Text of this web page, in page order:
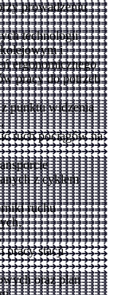
prowadzeniu
technologii
i
ergonomicznego
pracy do potrzeb
punktu widzenia
ruch pociągów na
z cyklem
ruchu
pracy stacji
oraz plan